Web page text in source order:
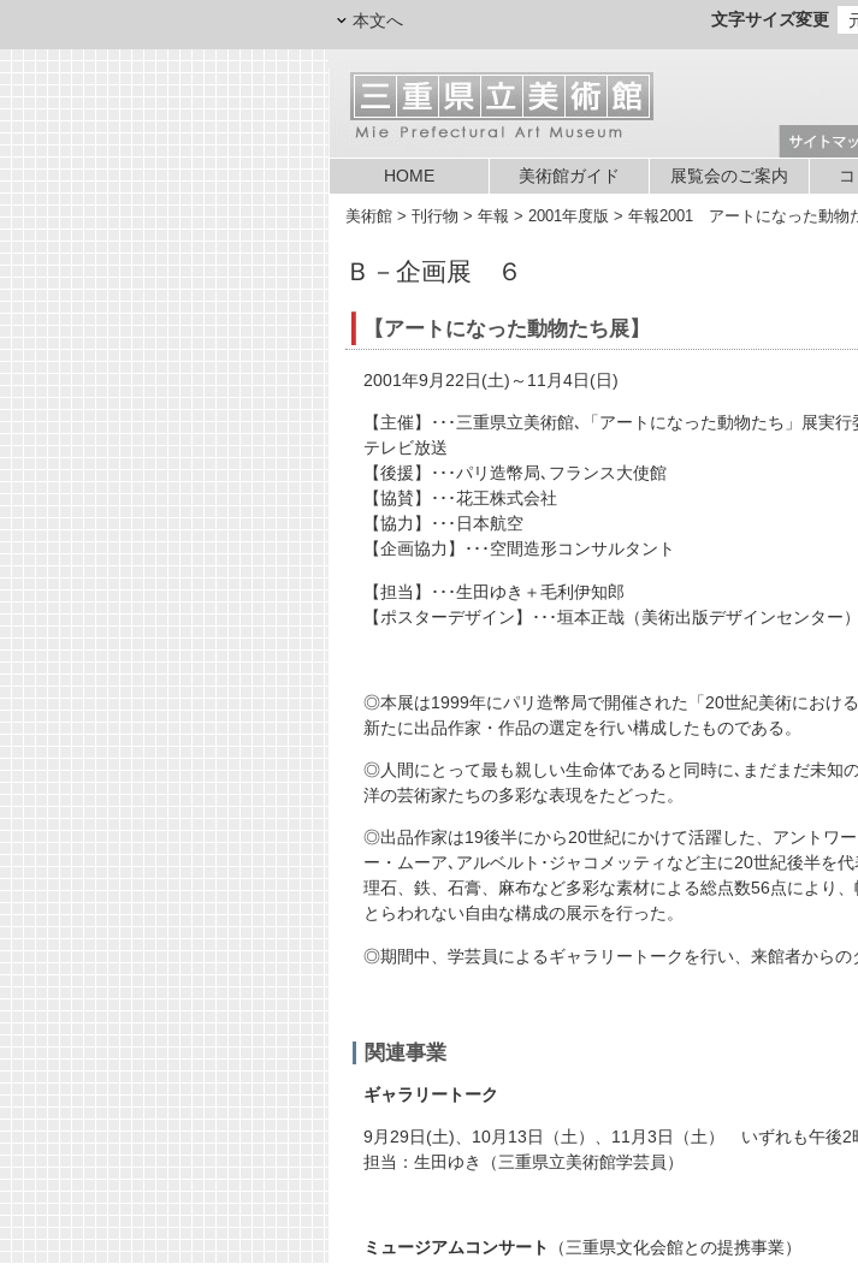
本文へ 文字サイズ変更
HOME 美術館ガイド 展覧会のご案内
美術館 > 刊行物 > 年報 > 2001年度版 > 年報2001 アートになった動
Ｂ－企画展 ６
【アートになった動物たち展】
2001年9月22日(土)～11月4日(日)
【主催】･･･三重県立美術館､「アートになった動物たち」展実
テレビ放送
【後援】･･･パリ造幣局､フランス大使館
【協賛】･･･花王株式会社
【協力】･･･日本航空
【企画協力】･･･空間造形コンサルタント
【担当】･･･生田ゆき＋毛利伊知郎
【ポスターデザイン】･･･垣本正哉（美術出版デザインセンター）
◎本展は1999年にパリ造幣局で開催された「20世紀美術におけ
新たに出品作家・作品の選定を行い構成したものである。
◎人間にとって最も親しい生命体であると同時に､まだまだ未知
洋の芸術家たちの多彩な表現をたどった。
◎出品作家は19後半にから20世紀にかけて活躍した、アントワ
ー・ムーア､アルベルト･ジャコメッティなど主に20世紀後半を
理石、鉄、石膏、麻布など多彩な素材による総点数56点により
とらわれない自由な構成の展示を行った。
◎期間中、学芸員によるギャラリートークを行い、来館者からの
関連事業
ギャラリートーク
9月29日(土)、10月13日（土）、11月3日（土） いずれも午後2
担当：生田ゆき（三重県立美術館学芸員）
ミュージアムコンサート （三重県文化会館との提携事業）